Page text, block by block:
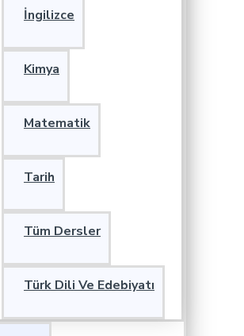
İngilizce
Kimya
Matematik
Tarih
Tüm Dersler
Türk Dili Ve Edebiyatı